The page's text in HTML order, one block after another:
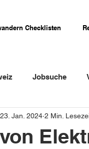
Checklisten
Jobsuche
Schweizer
23. Jan. 2024 2 Min.